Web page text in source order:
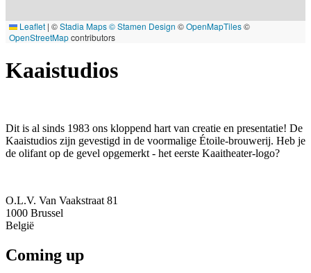
Leaflet | ©Stadia Maps© Stamen Design ©OpenMapTiles©
OpenStreetMapcontributors
Kaaistudios
Dit is al sinds 1983 ons kloppend hart van creatie en presentatie! De
Kaaistudios zijn gevestigd in de voormalige Étoile-brouwerij. Heb je
de olifant op de gevel opgemerkt - het eerste Kaaitheater-logo?
O.L.V. Van Vaakstraat 81
1000 Brussel
België
Coming up